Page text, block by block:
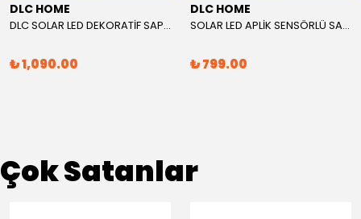
DLC HOME
DLC SOLAR LED DEKORATİF SAPLAMA VE APLİK
₺ 1,090.00
DLC HOME
SOLAR LED APLİK SENSÖRLÜ SARI IŞIK
₺ 799.00
Çok Satanlar